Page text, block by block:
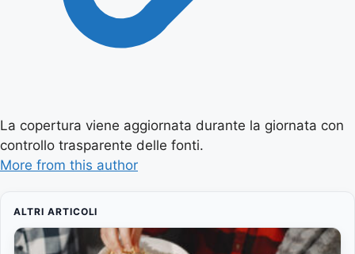
La copertura viene aggiornata durante la giornata con
controllo trasparente delle fonti.
More from this author
ALTRI ARTICOLI